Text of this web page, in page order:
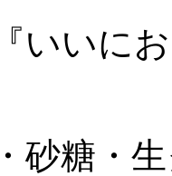
いいに
砂糖・